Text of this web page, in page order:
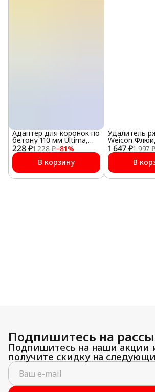
228 ₽1 228 ₽−81%
Адаптер для коронок по
бетону 110 мм Ultima,
SDS plus
В корзину
1 647 ₽1 997 ₽
Удалитель
Weicon
В
Подпишитесь на
Подпишитесь на наши акции
получите скидку на